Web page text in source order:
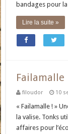
bandages pour
Lire la suite »
Failamalle
filoudor 10
« Failamalle ! »
la valise. Tonks
affaires pour